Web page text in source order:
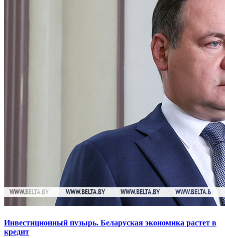
Инвестиционный пузырь. Беларуская экономика растет в
кредит